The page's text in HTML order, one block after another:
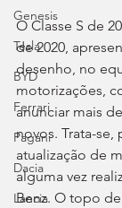
Genesis
Tesla
BYD
Ferrari
Pagani
Dacia
Lancia
O Classe S de
de 2020,
desenho, no
motorizações,
anunciar mais
novos. Trata-
atualização de
alguma vez
Benz. O topo